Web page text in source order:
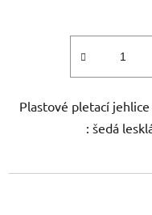
Plastové pletací
: šedá